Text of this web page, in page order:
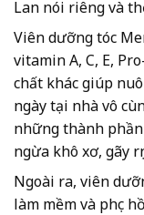
Lan nói riêng và
Viên dưỡng tóc
vitamin A, C, E,
chất khác giúp
ngày tại nhà vô
những thành
ngừa khô xơ, gãy
Ngoài ra, viên
làm mềm và phục